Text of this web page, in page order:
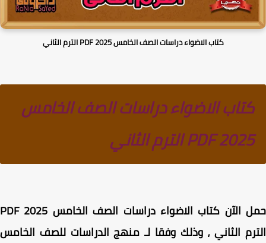
كتاب الاضواء دراسات الصف الخامس PDF 2025 الترم الثاني
كتاب الاضواء دراسات الصف الخامس
PDF 2025 الترم الثاني
الآن
كتاب الاضواء دراسات الصف الخامس PDF 2025
الثاني ، وذلك وفقا لـ منهج الدراسات للصف الخامس